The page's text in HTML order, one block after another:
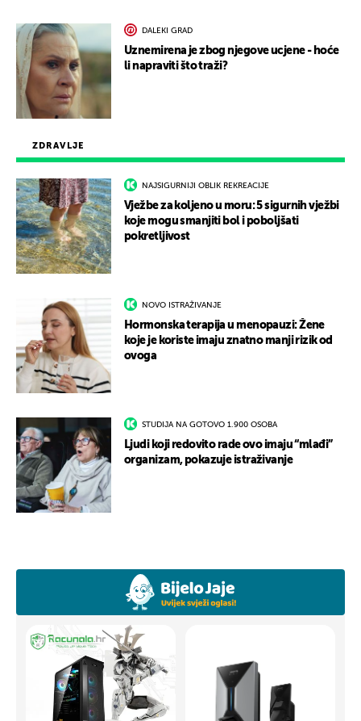
ZDRAVLJE
NAJSIGURNIJI OBLIK REKREACIJE
Vježbe za koljeno u moru: 5 sigurnih vježbi
koje mogu smanjiti bol i poboljšati
pokretljivost
NOVO ISTRAŽIVANJE
Hormonska terapija u menopauzi: Žene
koje je koriste imaju znatno manji rizik od
ovoga
STUDIJA NA GOTOVO 1.900 OSOBA
Ljudi koji redovito rade ovo imaju “mlađi”
organizam, pokazuje istraživanje
DALEKI GRAD
Uznemirena je zbog njegove ucjene - hoće
li napraviti što traži?